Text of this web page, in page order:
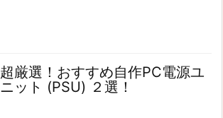
超厳選！おすすめ自作PC電源ユ
ニット (PSU) ２選！